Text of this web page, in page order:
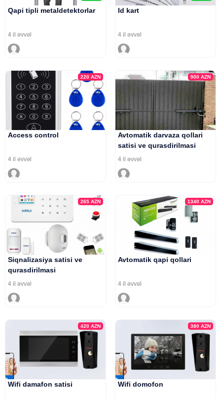
Qapi tipli metaldetektorlar
4 il əvvəl
Id kart
4 il əvvəl
220AZN
Access control
4 il əvvəl
900 AZN
Avtomatik darvaza qollari
satisi ve qurasdirilmasi
4 il əvvəl
265AZN
Siqnalizasiya satisi ve
qurasdirilmasi
4 il əvvəl
1340 AZN
Avtomatik qapi qollari
4 il əvvəl
420AZN
Wifi damafon satisi
380 AZN
Wifi domofon